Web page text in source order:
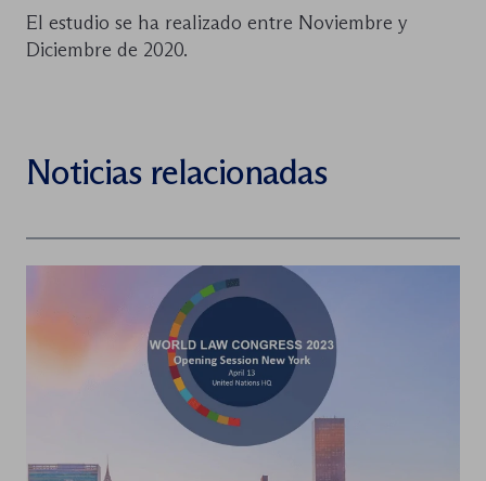
El estudio se ha realizado entre Noviembre y
Diciembre de 2020.
Noticias relacionadas